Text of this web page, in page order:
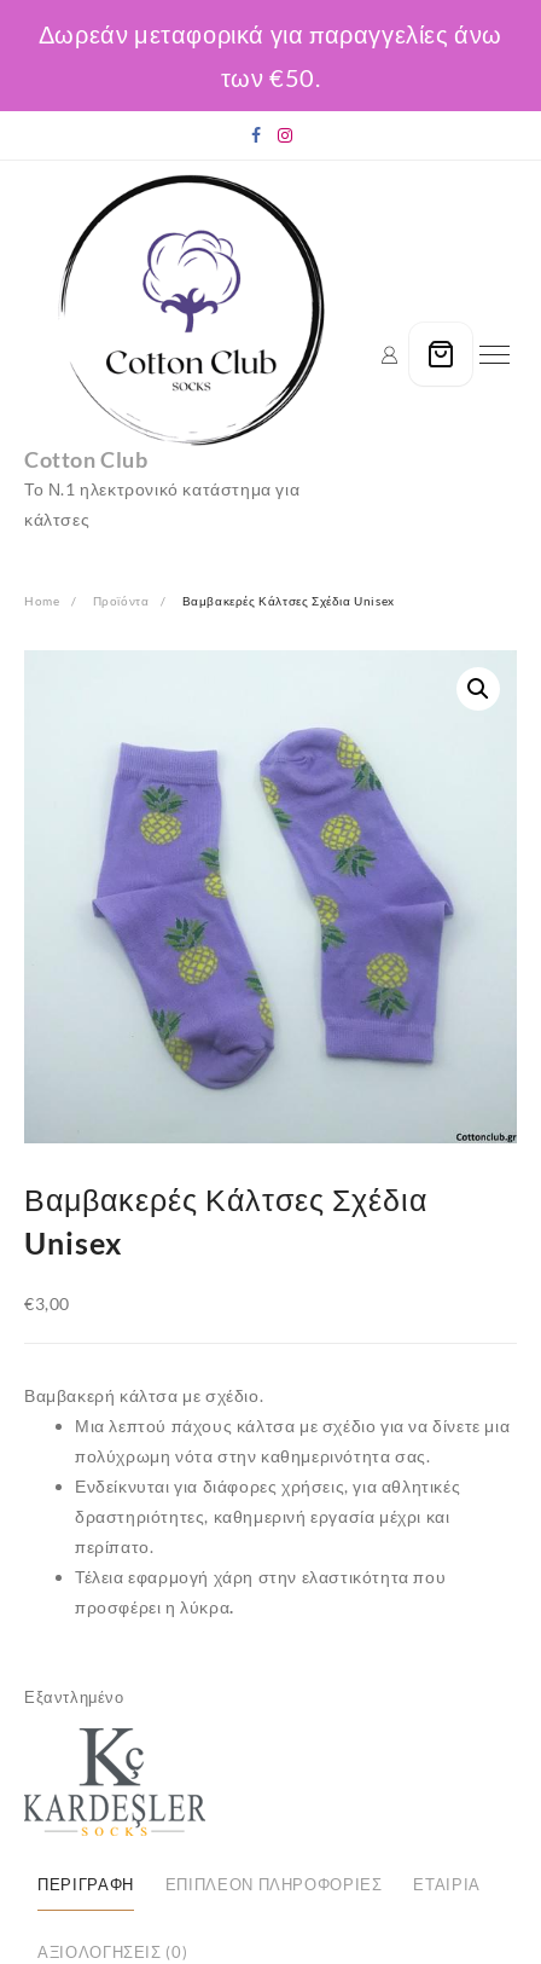
Δωρεάν μεταφορικά για παραγγελίες άνω
των €50.
Cotton Club
Το Ν.1 ηλεκτρονικό κατάστημα για
κάλτσες
Home Προϊόντα Βαμβακερές Κάλτσες Σχέδια Unisex
Βαμβακερές Κάλτσες Σχέδια
Unisex
€3,00
Βαμβακερή κάλτσα με σχέδιο.
Μια λεπτού πάχους κάλτσα με σχέδιο για να δίνετε μια
πολύχρωμη νότα στην καθημερινότητα σας.
Ενδείκνυται για διάφορες χρήσεις, για αθλητικές
δραστηριότητες, καθημερινή εργασία μέχρι και
περίπατο.
Τέλεια εφαρμογή χάρη στην ελαστικότητα που
προσφέρει ηλύκρα.
Εξαντλημένο
ΠΕΡΙΓΡΑΦΉ ΕΠΙΠΛΈΟΝ ΠΛΗΡΟΦΟΡΊΕΣ ΕΤΑΙΡΊΑ
ΑΞΙΟΛΟΓΉΣΕΙΣ (0)